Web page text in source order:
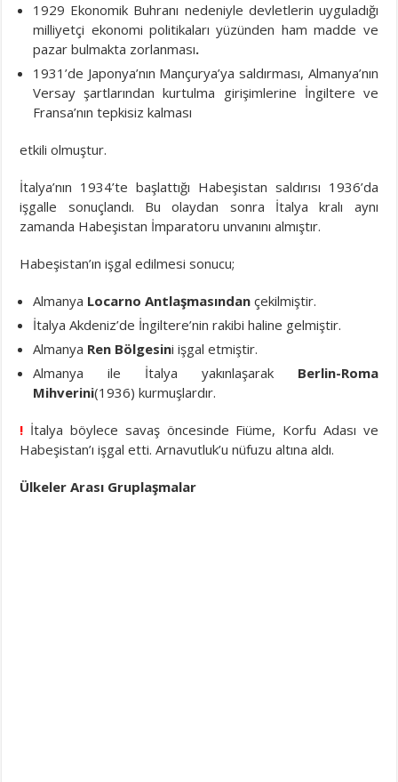
1929 Ekonomik Buhranı nedeniyle devletlerin uyguladığı
milliyetçi ekonomi politikaları yüzünden ham madde ve
pazar bulmakta zorlanması.
1931’de Japonya’nın Mançurya’ya saldırması, Almanya’nın
Versay şartlarından kurtulma girişimlerine İngiltere ve
Fransa’nın tepkisiz kalması
etkili olmuştur.
İtalya’nın 1934’te başlattığı Habeşistan saldırısı 1936’da
işgalle sonuçlandı. Bu olaydan sonra İtalya kralı aynı
zamanda Habeşistan İmparatoru unvanını almıştır.
Habeşistan’ın işgal edilmesi sonucu;
Almanya Locarno Antlaşmasından çekilmiştir.
İtalya Akdeniz’de İngiltere’nin rakibi haline gelmiştir.
Almanya Ren Bölgesini işgal etmiştir.
Almanya ile İtalya yakınlaşarak Berlin-Roma
Mihverini(1936) kurmuşlardır.
! İtalya böylece savaş öncesinde Fiüme, Korfu Adası ve
Habeşistan’ı işgal etti. Arnavutluk’u nüfuzu altına aldı.
Ülkeler Arası Gruplaşmalar